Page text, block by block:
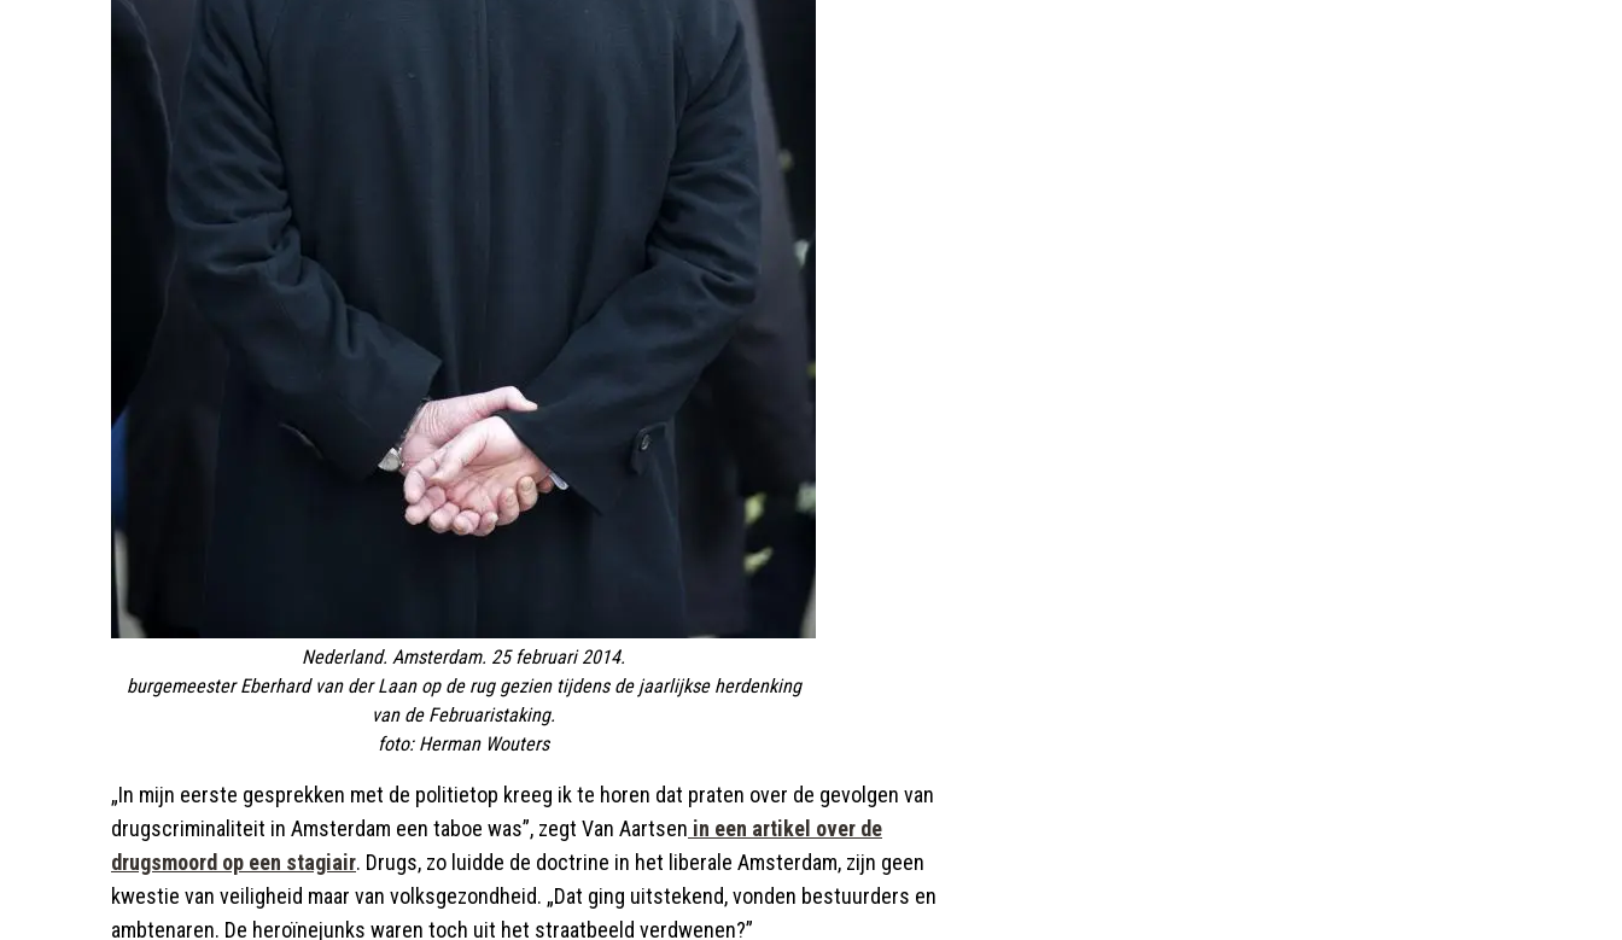
Nederland. Amsterdam. 25 februari 2014.
burgemeester Eberhard van der Laan op de rug gezien tijdens de jaarlijkse herdenking
van de Februaristaking.
foto: Herman Wouters
„In mijn eerste gesprekken met de politietop kreeg ik te horen dat praten over de gevolgen van
drugscriminaliteit in Amsterdam een taboe was”, zegt Van Aartsen in een artikel over de
drugsmoord op een stagiair. Drugs, zo luidde de doctrine in het liberale Amsterdam, zijn geen
kwestie van veiligheid maar van volksgezondheid. „Dat ging uitstekend, vonden bestuurders en
ambtenaren. De heroïnejunks waren toch uit het straatbeeld verdwenen?”